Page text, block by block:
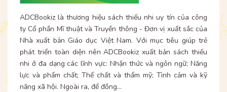
ADCBookiz là thương hiệu sách thiếu nhi uy tín của công
ty Cổ phần Mĩ thuật và Truyền thông - Đơn vị xuất sắc của
Nhà xuất bản Giáo dục Việt Nam. Với mục tiêu giúp trẻ
phát triển toàn diện nên ADCBookiz xuất bản sách thiếu
nhi ở đa dạng các lĩnh vực: Nhận thức và ngôn ngữ; Năng
lực và phẩm chất; Thể chất và thẩm mỹ; Tình cảm và kỹ
năng xã hội. Ngoài ra, để đồng...